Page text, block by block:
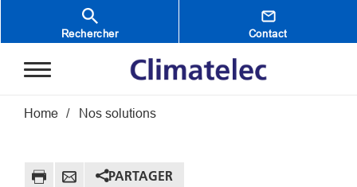
Aller au contenu principal
Rechercher Contact
Fil d'Ariane
Home Nos solutions
PARTAGER